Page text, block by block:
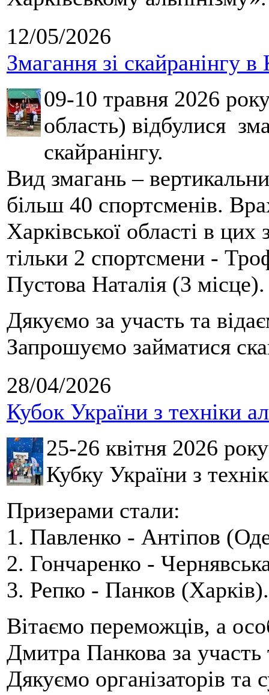
12/05/2026
Змагання зі скайранінгу в
09-10 травня 2026
область) відбулися
скайранінгу.
Вид змагань –
більш 40 спортсменів.
Харківської області в
тільки 2 спортсмени -
Пустова Наталія (3 місце).
Дякуємо за участь та
Запрошуємо займатися
28/04/2026
Кубок України з техніки
25-26 квітня 2026
Кубку України з
Призерами стали:
1. Павленко - Антіпов
2. Гончаренко -
3. Репко - Панков (Харків).
Вітаємо переможців, а
Дмитра Панкова за
Дякуємо організаторів та